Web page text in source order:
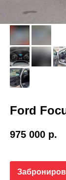
Ford
975 000 р.